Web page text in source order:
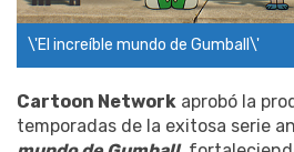
\'El increíble mundo de Gumball\'
Cartoon Network aprobó la
temporadas de la exitosa serie